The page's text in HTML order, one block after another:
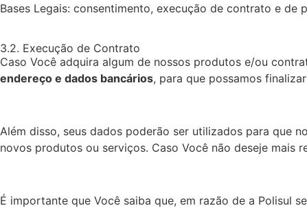
Bases Legais: consentimento, execução de contrato e
3.2. Execução de Contrato
Caso Você adquira algum de nossos produtos e/ou
endereço e dados bancários, para que possamos
Além disso, seus dados poderão ser utilizados para que
novos produtos ou serviços. Caso Você não deseje mais
É importante que Você saiba que, em razão de a Polisul